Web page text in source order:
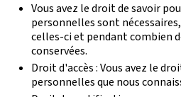
Vous avez le droit de savoir
personnelles sont
celles-ci et pendant combien
conservées.
Droit d'accès : Vous avez le
personnelles que nous